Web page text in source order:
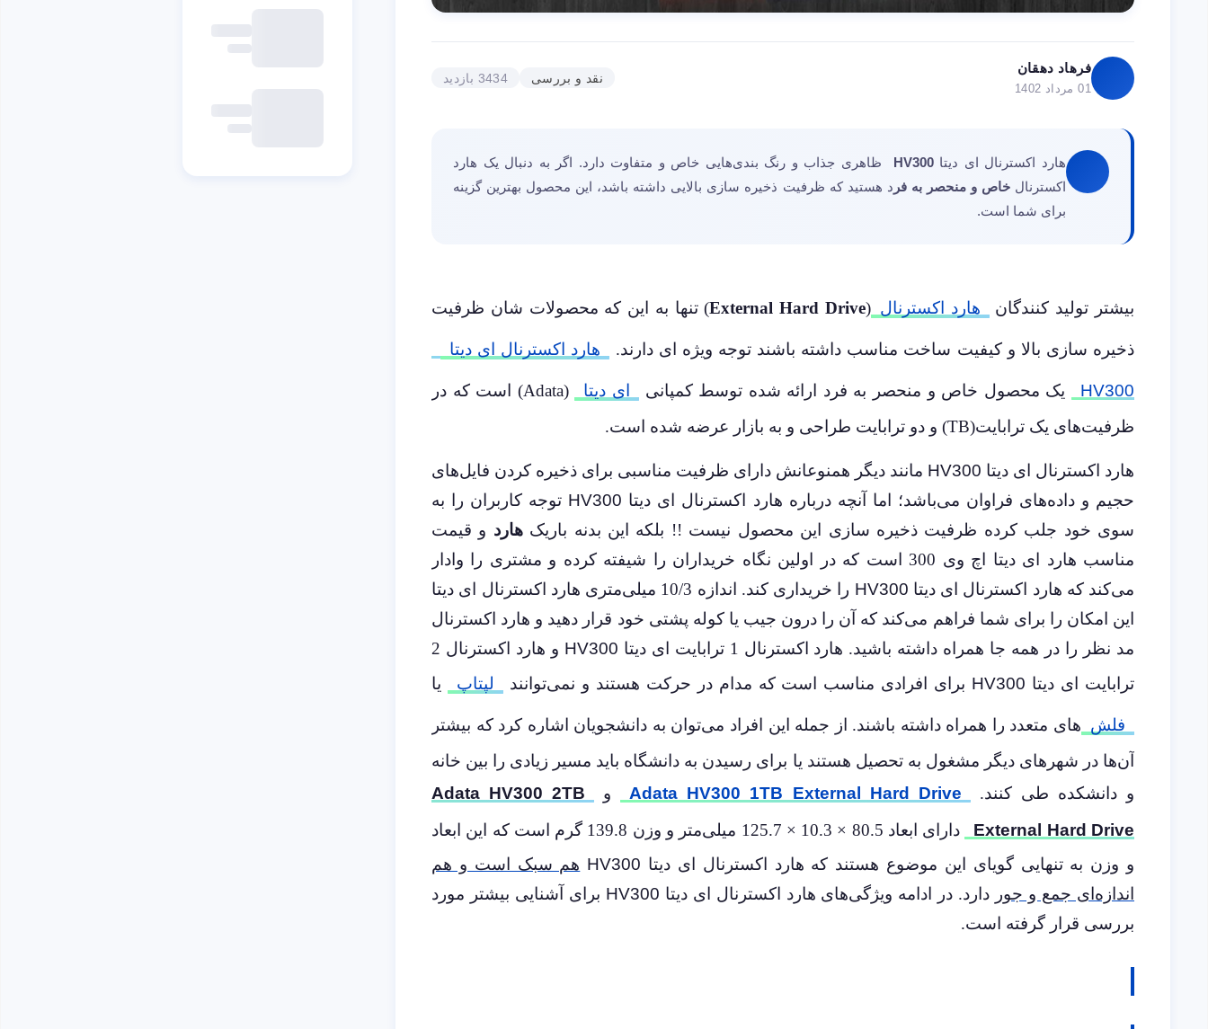
فرهاد دهقان
01 مرداد 1402
نقد و بررسی 3434 بازدید
هارد اکسترنال ای دیتاHV300 ظاهری جذاب و رنگ بندی‌هایی خاص و متفاوت دارد. اگر به دنبال یک هارد
اکسترنالخاص و منحصر به فر د هستید که ظرفیت ذخیره سازی بالایی داشته باشد، این محصول بهترین گزینه
برای شما است.
بیشتر تولید کنندگان هارد اکسترنال (
External Hard Drive) تنها به این که محصولات شان ظرفیت
ذخیره سازی بالا و کیفیت ساخت مناسب داشته باشند توجه ویژه ای دارند. هارد اکسترنال ای دیتا
HV300 یک محصول خاص و منحصر به فرد ارائه شده توسط کمپانی‌ ای دیتا
(Adata) است که در
ظرفیت‌های یک ترابایت(TB) و دو ترابایت طراحی و به بازار عرضه شده است.
هارد اکسترنال ای دیتا HV300 مانند دیگر همنوعانش دارای ظرفیت مناسبی برای ذخیره کردن فایل‌های
حجیم و داده‌های فراوان می‌باشد؛ اما آنچه درباره هارد اکسترنال ای دیتا HV300 توجه کاربران را به
سوی خود جلب کرده ظرفیت ذخیره سازی این محصول نیست !! بلکه این بدنه باریکهارد و قیمت
مناسب هارد ای دیتا اچ وی 300
است که در اولین نگاه خریداران را شیفته کرده و مشتری را وادار
می‌کند که هارد اکسترنال ای دیتا HV300
را خریداری کند. اندازه 10/3 میلی‌متری هارد اکسترنال ای دیتا
این امکان را برای شما فراهم می‌کند که آن را درون جیب یا کوله پشتی خود قرار دهید و هارد اکسترنال
مد نظر را در همه جا همراه داشته باشید. هارد اکسترنال 1 ترابایت ای دیتا
HV300
و هارد اکسترنال 2
ترابایت ای دیتا HV300 برای افرادی مناسب است که مدام در حرکت هستند و نمی‌توانند لپتاپ یا
فلش‌ های متعدد را همراه داشته باشند. از جمله این افراد می‌توان به دانشجویان اشاره کرد که بیشتر
آن‌ها در شهرهای دیگر مشغول به تحصیل هستند یا برای رسیدن به دانشگاه باید مسیر زیادی را بین خانه
و دانشکده طی کنند.
Adata HV300 1TB External Hard Drive و
Adata HV300 2TB
External Hard Drive
دارای ابعاد 80.5 × 10.3 × 125.7 میلی‌متر و وزن 139.8 گرم است که این ابعاد
و وزن به تنهایی گویای این موضوع هستند که هارد اکسترنال ای دیتا HV300 هم سبک‌ است و هم
اندازه‌ای جمع و جور دارد. در ادامه ویژگی‌های هارد اکسترنال ای دیتا HV300 برای آشنایی بیشتر مورد
بررسی قرار گرفته است.